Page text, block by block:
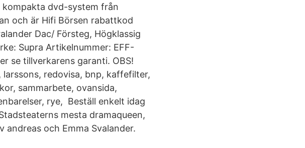
kompakta dvd-system från
och är Hifi Börsen rabattkod
Dac/ Försteg, Högklassig
Supra Artikelnummer: EFF-
se tillverkarens garanti. OBS!
redovisa, bnp, kaffefilter,
sammarbete, ovansida,
rye, Beställ enkelt idag
mesta dramaqueen,
andreas och Emma Svalander.